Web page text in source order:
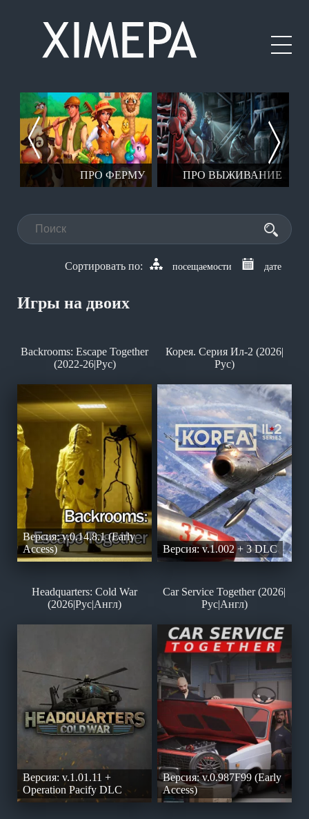
ПРО ФЕРМУ ПРО ВЫЖИВАНИЕ
дате
посещаемости
Игры на двоих
Backrooms: Escape Together
(2022-26|Рус)
Версия: v.0.14.8.1 (Early
Access)
Корея. Серия Ил-2 (2026|
Рус)
Версия: v.1.002 + 3 DLC
Headquarters: Cold War
(2026|Рус|Англ)
Версия: v.1.01.11 +
Operation Pacify DLC
Car Service Together (2026|
Рус|Англ)
Версия: v.0.987F99 (Early
Access)